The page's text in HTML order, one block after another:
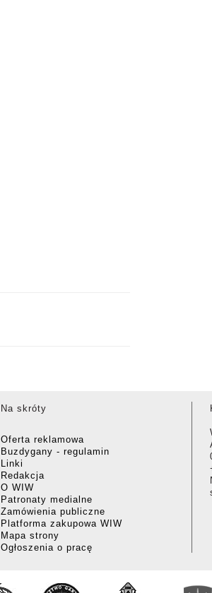
Na skróty
Oferta reklamowa
Buzdygany - regulamin
Linki
Redakcja
O WIW
Patronaty medialne
Zamówienia publiczne
Platforma zakupowa WIW
Mapa strony
Ogłoszenia o pracę